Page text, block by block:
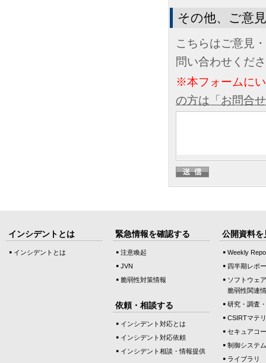
その他、ご意
こちらはご意見
問い合わせくだ
※本フォームに
の方は「お問合
インシデントとは
インシデントとは
緊急情報を確認する
注意喚起
JVN
脆弱性対策情報
依頼・相談する
インシデント対応とは
インシデント対応依頼
インシデント相談・情報提供
公開資料を
Weekly
四半期レポ
ソフトウェ
脆弱性関連
研究・調査
CSIRTマテ
セキュアコ
制御システ
ライブラリ